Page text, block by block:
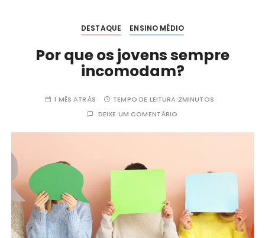
DESTAQUE ENSINO MÉDIO
Por que os jovens sempre
incomodam?
1 MÊS ATRÁS TEMPO DE LEITURA:2MINUTOS
DEIXE UM COMENTÁRIO